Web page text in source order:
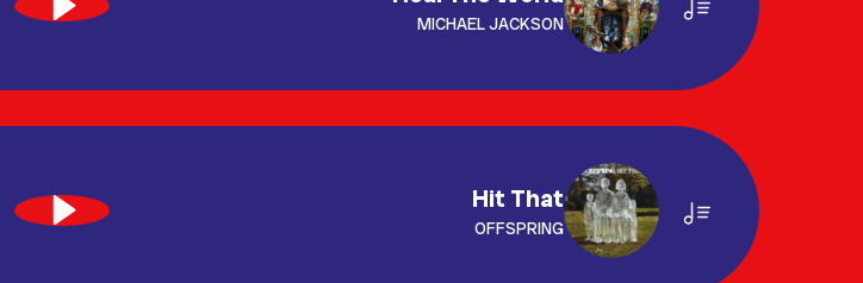
MICHAEL JACKSON
Hit That
OFFSPRING